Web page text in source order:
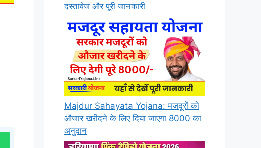
दस्तावेज और पूरी जानकारी
Majdur Sahayata Yojana: मजदूरों को
औजार खरीदने के लिए दिया जाएगा 8000 का
अनुदान